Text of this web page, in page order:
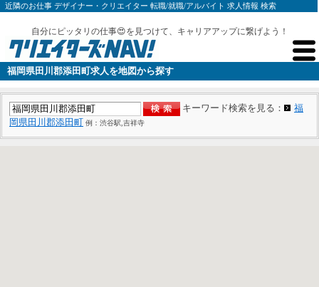
近隣のお仕事 デザイナー・クリエイター 転職/就職/アルバイト 求人情報 検索
自分にピッタリの仕事😍を見つけて、キャリアアップに繋げよう！
福岡県田川郡添田町求人を地図から探す
キーワード検索を見る：
福
岡県田川郡添田町 例：渋谷駅,吉祥寺